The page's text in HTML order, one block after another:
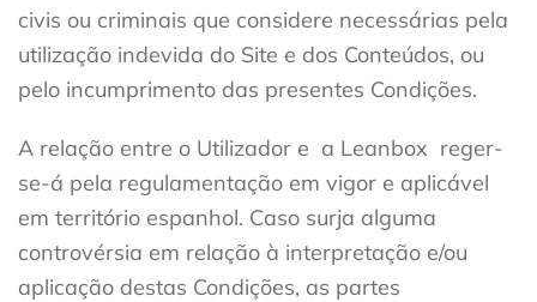
civis ou criminais que considere necessárias pela
utilização indevida do Site e dos Conteúdos, ou
pelo incumprimento das presentes Condições.
A relação entre o Utilizador e a Leanbox reger-
se-á pela regulamentação em vigor e aplicável
em território espanhol. Caso surja alguma
controvérsia em relação à interpretação e/ou
aplicação destas Condições, as partes